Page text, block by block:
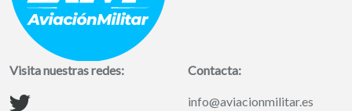
Visita nuestras redes: Contacta:
info@aviacionmilitar.es